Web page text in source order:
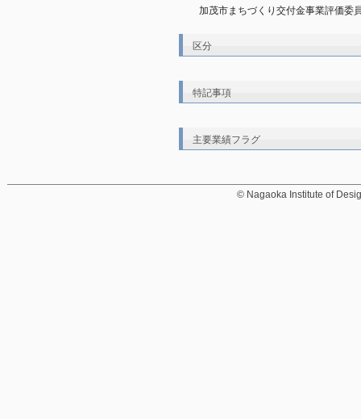
加茂市まちづくり交付金事業評価委
区分
特記事項
主要業績フラグ